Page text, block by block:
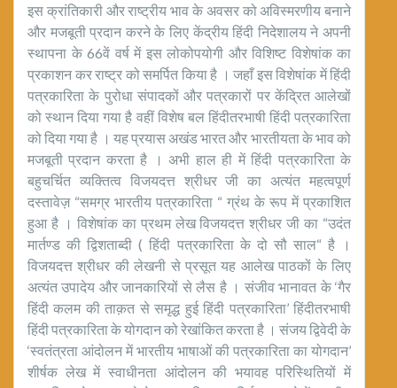
इस क्रांतिकारी और राष्ट्रीय भाव के अवसर को अविस्मरणीय बनाने
और मजबूती प्रदान करने के लिए केंद्रीय हिंदी निदेशालय ने अपनी
स्थापना के 66वें वर्ष में इस लोकोपयोगी और विशिष्ट विशेषांक का
प्रकाशन कर राष्ट्र को समर्पित किया है । जहाँ इस विशेषांक में हिंदी
पत्रकारिता के पुरोधा संपादकों और पत्रकारों पर केंद्रित आलेखों
को स्थान दिया गया है वहीं विशेष बल हिंदीतरभाषी हिंदी पत्रकारिता
को दिया गया है । यह प्रयास अखंड भारत और भारतीयता के भाव को
मजबूती प्रदान करता है । अभी हाल ही में हिंदी पत्रकारिता के
बहुचर्चित व्यक्तित्व विजयदत्त श्रीधर जी का अत्यंत महत्वपूर्ण
दस्तावेज़ “समग्र भारतीय पत्रकारिता “ ग्रंथ के रूप में प्रकाशित
हुआ है । विशेषांक का प्रथम लेख विजयदत्त श्रीधर जी का “उदंत
मार्तण्ड की द्विशताब्दी ( हिंदी पत्रकारिता के दो सौ साल“ है ।
विजयदत्त श्रीधर की लेखनी से प्रसूत यह आलेख पाठकों के लिए
अत्यंत उपादेय और जानकारियों से लैस है । संजीव भानावत के ‘गैर
हिंदी कलम की ताक़त से समृद्ध हुई हिंदी पत्रकारिता’ हिंदीतरभाषी
हिंदी पत्रकारिता के योगदान को रेखांकित करता है । संजय द्विवेदी के
‘स्वतंत्रता आंदोलन में भारतीय भाषाओं की पत्रकारिता का योगदान’
शीर्षक लेख में स्वाधीनता आंदोलन की भयावह परिस्थितियों में